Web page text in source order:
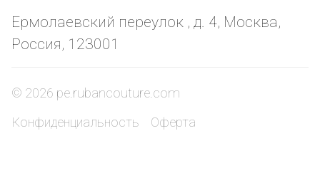
Ермолаевский переулок , д. 4, Москва,
Россия, 123001
© 2026 pe.rubancouture.com
Конфиденциальность
Оферта